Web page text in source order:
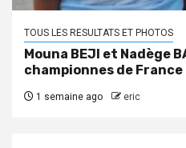
TOUS LES RESULTATS ET PHOTOS
Mouna BEJI et Nadège
championnes de France
1 semaine ago eric